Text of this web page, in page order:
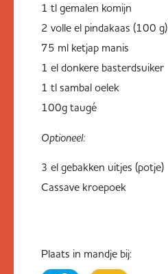
1 tl gemalen komijn
2 volle el pindakaas (100 g)
75 ml ketjap manis
1 el donkere basterdsuiker
1 tl sambal oelek
100g taugé
Optioneel:
3 el gebakken uitjes (potje)
Cassave kroepoek
Plaats in mandje bij: